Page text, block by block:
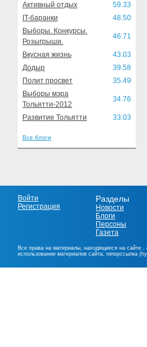
Активный отдых
59.33
IT-баранки
48.50
Выборы. Конкурсы.
Розыгрыши.
46.71
Вкусная жизнь
43.03
Додыр
39.58
Полит просвет
35.49
Выборы мэра
Тольятти-2012
34.76
Развитие Тольятти 33.03
Все блоги
Войти
Регистрация
Разделы
Новости
Блоги
Персоны
Газета
Все права на материалы, находящиеся на сайте
использовании материалов сайта, гиперссылка